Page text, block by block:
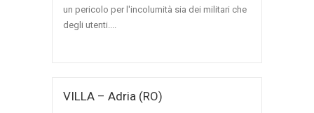
un pericolo per l'incolumità sia dei militari che
degli utenti....
VILLA – Adria (RO)